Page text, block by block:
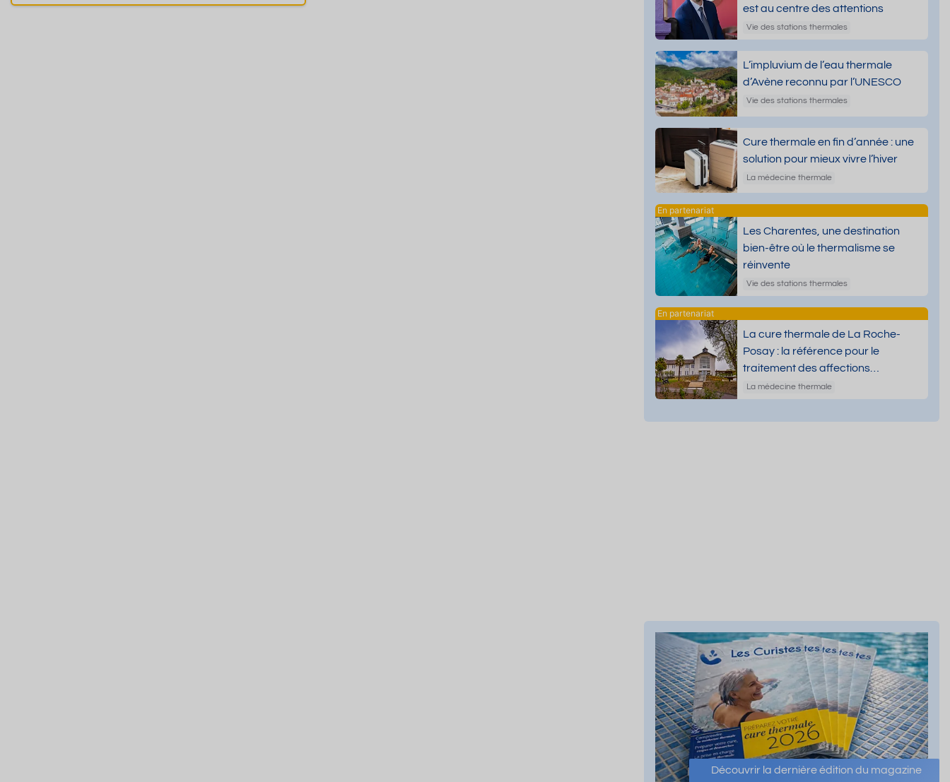
est au centre des attentions
Vie des stations thermales
L’impluvium de l’eau thermale
d’Avène reconnu par l’UNESCO
Vie des stations thermales
Cure thermale en fin d’année : une
solution pour mieux vivre l’hiver
La médecine thermale
Les Charentes, une destination
bien-être où le thermalisme se
réinvente
Vie des stations thermales
La cure thermale de La Roche-
Posay : la référence pour le
traitement des affections
dermatologiques
La médecine thermale
Découvrir la dernière édition du magazine